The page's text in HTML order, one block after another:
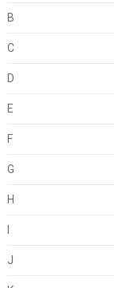
B
C
D
E
F
G
H
J